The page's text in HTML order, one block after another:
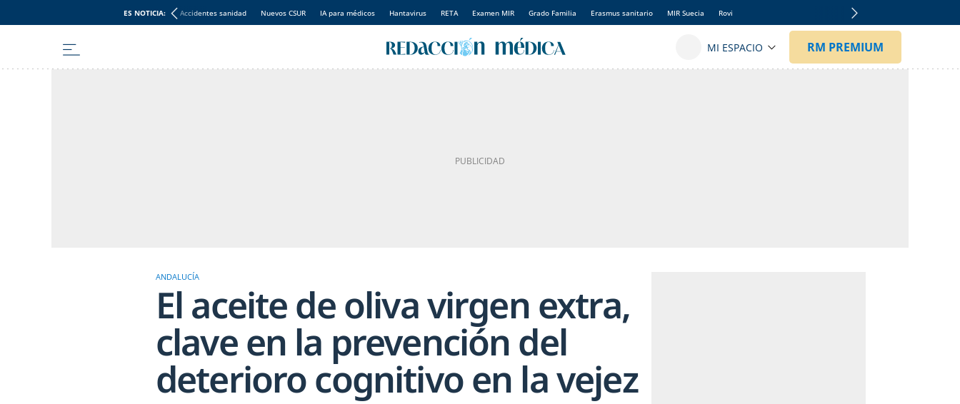
ES NOTICIA: Accidentes sanidad Nuevos CSUR IA para médicos Hantavirus RETA Examen MIR Grado Familia Erasmus sanitario MIR Suecia Rovi
ANDALUCÍA
El aceite de oliva virgen extra,
clave en la prevención del
deterioro cognitivo en la vejez